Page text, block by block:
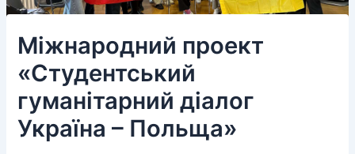
Міжнародний проект
«Студентський
гуманітарний діалог
Україна – Польща»